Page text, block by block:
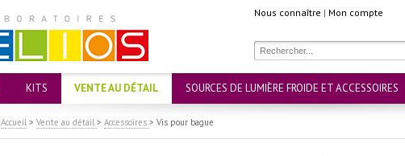
Nous connaître | Mon compte
KITS VENTE AU DÉTAIL SOURCES DE LUMIÈRE FROIDE ET ACCESSOIRES
Accueil > Vente au détail > Accessoires > Vis pour bague